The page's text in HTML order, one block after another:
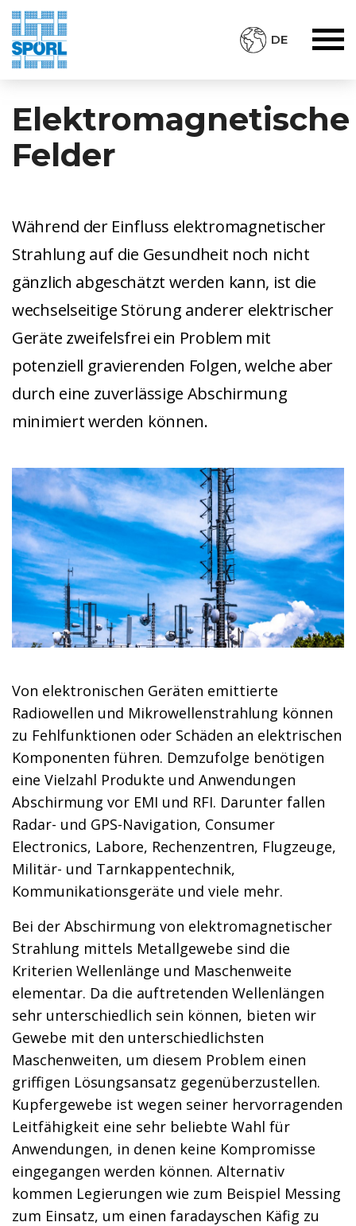
DE
Elektromagnetische
Felder
Während der Einfluss elektromagnetischer
Strahlung auf die Gesundheit noch nicht
gänzlich abgeschätzt werden kann, ist die
wechselseitige Störung anderer elektrischer
Geräte zweifelsfrei ein Problem mit
potenziell gravierenden Folgen, welche aber
durch eine zuverlässige Abschirmung
minimiert werden können.
Von elektronischen Geräten emittierte
Radiowellen und Mikrowellenstrahlung können
zu Fehlfunktionen oder Schäden an elektrischen
Komponenten führen. Demzufolge benötigen
eine Vielzahl Produkte und Anwendungen
Abschirmung vor EMI und RFI. Darunter fallen
Radar- und GPS-Navigation, Consumer
Electronics, Labore, Rechenzentren, Flugzeuge,
Militär- und Tarnkappentechnik,
Kommunikationsgeräte und viele mehr.
Bei der Abschirmung von elektromagnetischer
Strahlung mittels Metallgewebe sind die
Kriterien Wellenlänge und Maschenweite
elementar. Da die auftretenden Wellenlängen
sehr unterschiedlich sein können, bieten wir
Gewebe mit den unterschiedlichsten
Maschenweiten, um diesem Problem einen
griffigen Lösungsansatz gegenüberzustellen.
Kupfergewebe ist wegen seiner hervorragenden
Leitfähigkeit eine sehr beliebte Wahl für
Anwendungen, in denen keine Kompromisse
eingegangen werden können. Alternativ
kommen Legierungen wie zum Beispiel Messing
zum Einsatz, um einen faradayschen Käfig zu